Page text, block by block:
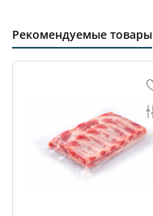
Рекомендуемые товары